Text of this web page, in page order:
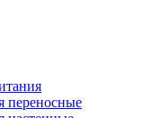
переносные